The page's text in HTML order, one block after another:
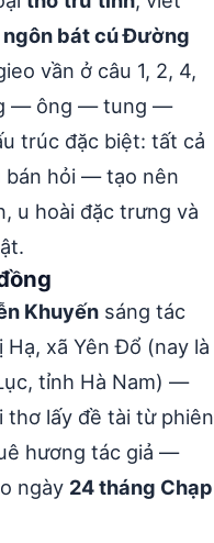
bát cú Đường
vần ở câu 1, 2, 4,
— ông — tung —
trúc đặc biệt: tất cả
bán hỏi — tạo nên
u hoài đặc trưng và
Khuyến sáng tác
xã Yên Đổ (nay là
tỉnh Hà Nam) —
thơ lấy đề tài từ phiên
hương tác giả —
ngày 24 tháng Chạp